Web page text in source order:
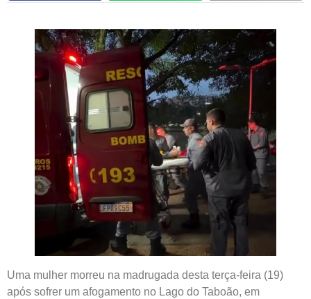
Uma mulher morreu na madrugada desta terça-feira (19)
após sofrer um afogamento no Lago do Taboão, em